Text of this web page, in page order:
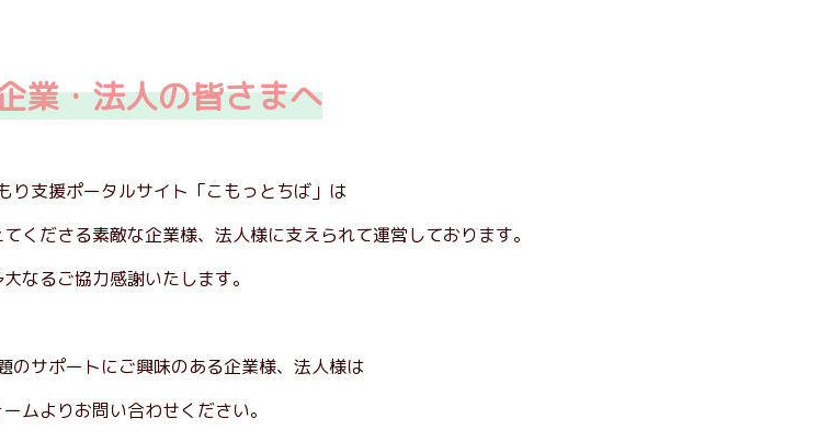
業・法人の皆さまへ
り支援ポータルサイト「こもっとちば」は
くださる素敵な企業様、法人様に支えられて運営しております。
なるご協力感謝いたします。
のサポートにご興味のある企業様、法人様は
ムよりお問い合わせください。